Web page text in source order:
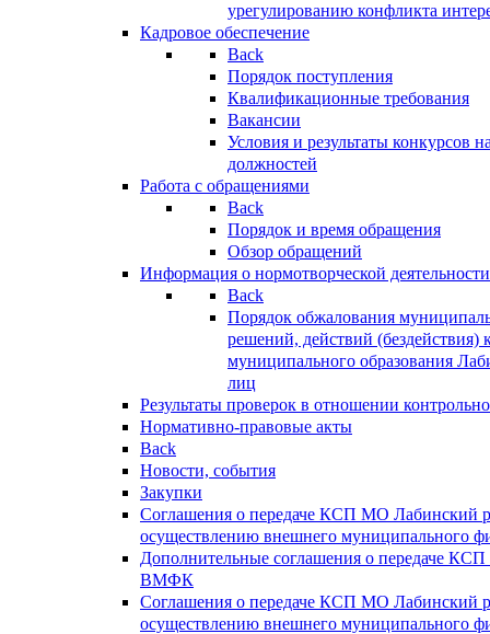
урегулированию конфликта
Кадровое обеспечение
Back
Порядок поступления
Квалификационные требования
Вакансии
Условия и результаты конкурсов
должностей
Работа с обращениями
Back
Порядок и время обращения
Обзор обращений
Информация о нормотворческой деятельности
Back
Порядок обжалования
решений, действий (бездействия)
муниципального образования
лиц
Результаты проверок в отношении
Нормативно-правовые акты
Back
Новости, события
Закупки
Соглашения о передаче КСП МО Лабинский
осуществлению внешнего муниципального
Дополнительные соглашения о передаче
ВМФК
Соглашения о передаче КСП МО Лабинский
осуществлению внешнего муниципального